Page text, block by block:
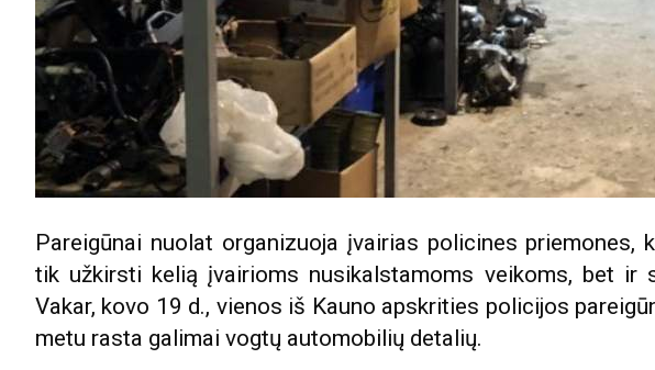
Pareigūnai nuolat organizuoja įvairias policines priemones,
tik užkirsti kelią įvairioms nusikalstamoms veikoms, bet ir
Vakar, kovo 19 d., vienos iš Kauno apskrities policijos
metu rasta galimai vogtų automobilių detalių.